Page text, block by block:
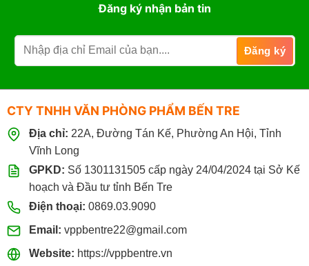
Đăng ký nhận bản tin
CTY TNHH VĂN PHÒNG PHẨM BẾN TRE
Địa chỉ: 22A, Đường Tán Kế, Phường An Hội, Tỉnh
Vĩnh Long
GPKD: Số 1301131505 cấp ngày 24/04/2024 tại Sở Kế
hoạch và Đầu tư tỉnh Bến Tre
Điện thoại: 0869.03.9090
Email: vppbentre22@gmail.com
Website: https://vppbentre.vn